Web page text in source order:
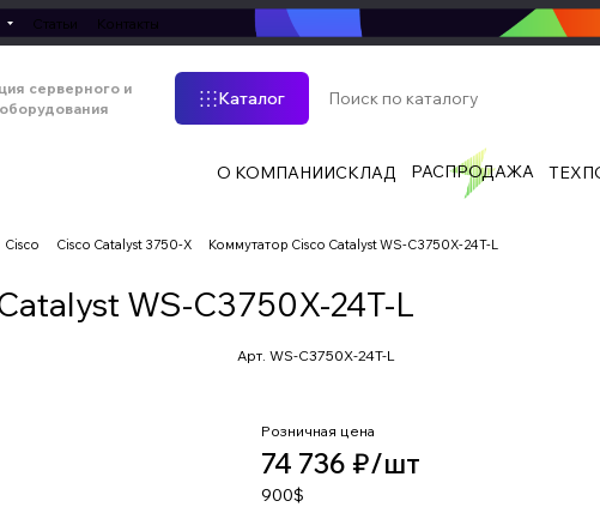
Статьи Контакты
серверного и
Каталог
О КОМПАНИИСКЛАД РАСПРОДАЖА
Cisco Cisco Catalyst 3750-X Коммутатор Cisco Catalyst WS-C3750X-24T-L
WS-C3750X-24T-L
Арт. WS-C3750X-24T-L
Розничная цена
74 736 ₽/шт
900$